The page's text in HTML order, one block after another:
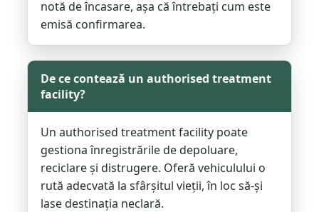
notă de încasare, așa că întrebați cum este
emisă confirmarea.
De ce contează un authorised treatment
facility?
Un authorised treatment facility poate
gestiona înregistrările de depoluare,
reciclare și distrugere. Oferă vehiculului o
rută adecvată la sfârșitul vieții, în loc să-și
lase destinația neclară.